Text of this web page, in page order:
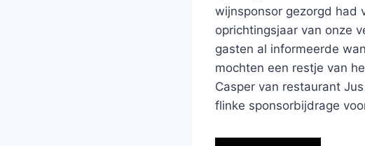
wijnsponsor gezorgd had
oprichtingsjaar van onze
gasten al informeerde
mochten een restje van
Casper van restaurant
flinke sponsorbijdrage